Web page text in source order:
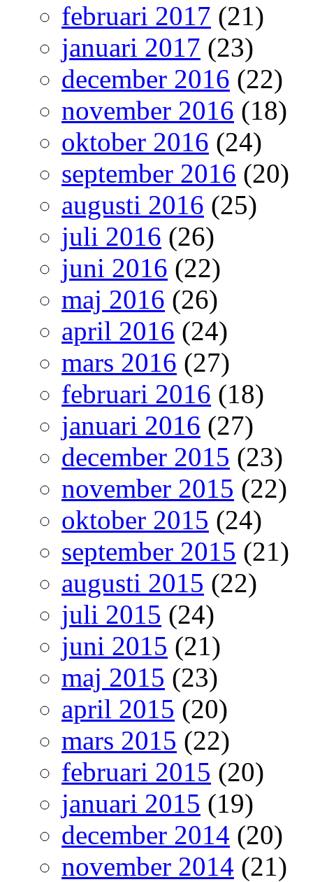
februari 2017 (21)
januari 2017 (23)
december 2016 (22)
november 2016 (18)
oktober 2016 (24)
september 2016 (20)
augusti 2016 (25)
juli 2016 (26)
juni 2016 (22)
maj 2016 (26)
april 2016 (24)
mars 2016 (27)
februari 2016 (18)
januari 2016 (27)
december 2015 (23)
november 2015 (22)
oktober 2015 (24)
september 2015 (21)
augusti 2015 (22)
juli 2015 (24)
juni 2015 (21)
maj 2015 (23)
april 2015 (20)
mars 2015 (22)
februari 2015 (20)
januari 2015 (19)
december 2014 (20)
november 2014 (21)